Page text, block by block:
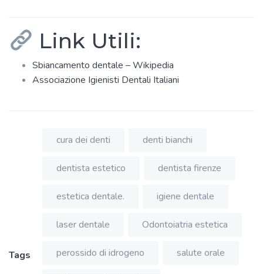
Link Utili:
Sbiancamento dentale – Wikipedia
Associazione Igienisti Dentali Italiani
Tags
cura dei denti denti bianchi
dentista estetico dentista firenze
estetica dentale. igiene dentale
laser dentale Odontoiatria estetica
perossido di idrogeno salute orale